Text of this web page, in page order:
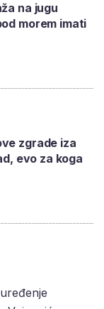
na jugu
morem imati
zgrade iza
evo za koga